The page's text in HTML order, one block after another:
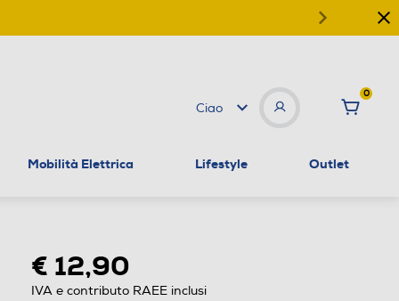
Ciao
0
Mobilità Elettrica Lifestyle Outlet
€ 12,90
IVA e contributo RAEE inclusi